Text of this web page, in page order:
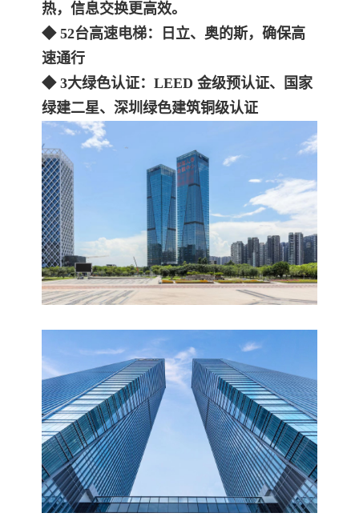
热，信息交换更高效。
◆ 52台高速电梯：日立、奥的斯，确保高
速通行
◆ 3大绿色认证：LEED 金级预认证、国家
绿建二星、深圳绿色建筑铜级认证